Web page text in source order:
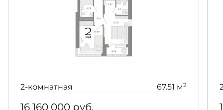
2-комнатная 67.51 м2
16 160 000 руб.